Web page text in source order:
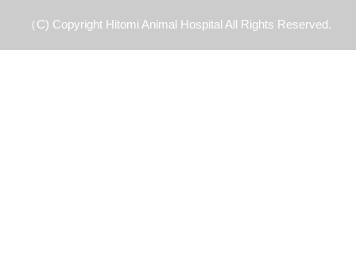
（C) Copyright Hitomi Animal Hospital All Rights Reserved.